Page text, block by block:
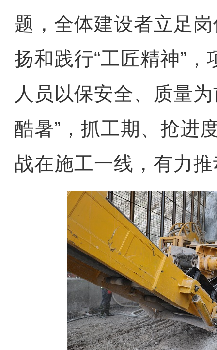
题，全体建设者立足
扬和践行“工匠精神”
人员以保安全、质量
酷暑”，抓工期、抢进
战在施工一线，有力